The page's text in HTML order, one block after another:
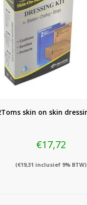
skin on skin
€17,72
(€19,31 inclusief 9% BTW)